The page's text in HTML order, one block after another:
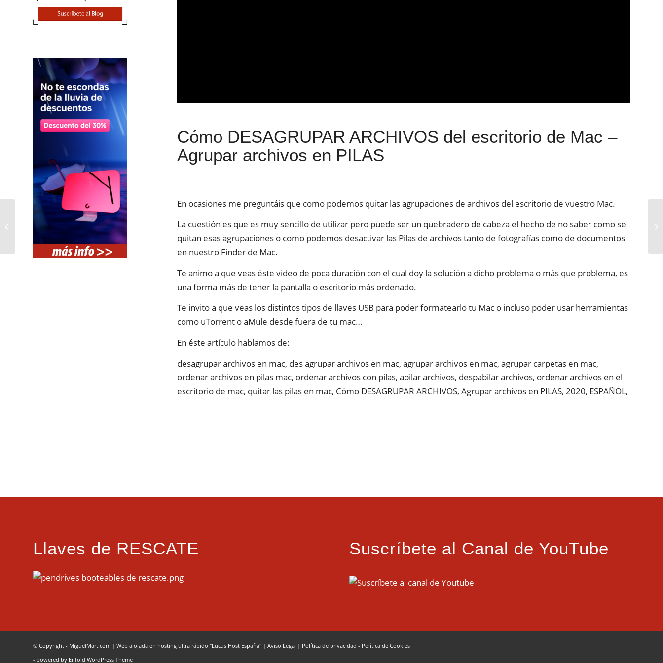
Cómo DESAGRUPAR ARCHIVOS del escritorio de Mac –
Agrupar archivos en PILAS
En ocasiones me preguntáis que como podemos quitar las agrupaciones de archivos del escritorio de vuestro Mac.
La cuestión es que es muy sencillo de utilizar pero puede ser un quebradero de cabeza el hecho de no saber como se
quitan esas agrupaciones o como podemos desactivar las Pilas de archivos tanto de fotografías como de documentos
en nuestro Finder de Mac.
Te animo a que veas éste video de poca duración con el cual doy la solución a dicho problema o más que problema, es
una forma más de tener la pantalla o escritorio más ordenado.
Te invito a que veas los distintos tipos de llaves USB para poder formatearlo tu Mac o incluso poder usar herramientas
como uTorrent o aMule desde fuera de tu mac…
En éste artículo hablamos de:
desagrupar archivos en mac, des agrupar archivos en mac, agrupar archivos en mac, agrupar carpetas en mac,
ordenar archivos en pilas mac, ordenar archivos con pilas, apilar archivos, despabilar archivos, ordenar archivos en el
escritorio de mac, quitar las pilas en mac, Cómo DESAGRUPAR ARCHIVOS, Agrupar archivos en PILAS, 2020, ESPAÑOL,
Llaves de RESCATE Suscríbete al Canal de YouTube
© Copyright - MiguelMart.com | Web alojada en hosting ultra rápido "Lucus Host España" | Aviso Legal | Política de privacidad - Política de Cookies
- powered by Enfold WordPress Theme
Donde comprar los
mejores TEXTOS SEO